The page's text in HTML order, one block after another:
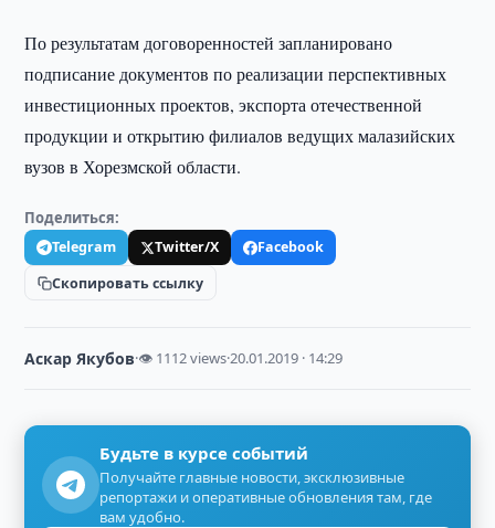
По результатам договоренностей запланировано
подписание документов по реализации перспективных
инвестиционных проектов, экспорта отечественной
продукции и открытию филиалов ведущих малазийских
вузов в Хорезмской области.
Поделиться:
Telegram Twitter/X
Facebook
Скопировать ссылку
Аскар Якубов·👁 1112 views·20.01.2019 · 14:29
Будьте в курсе событий
Получайте главные новости, эксклюзивные
репортажи и оперативные обновления там, где
вам удобно.